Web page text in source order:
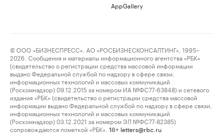
AppGallery
© ООО «БИЗНЕСПРЕСС», АО «РОСБИЗНЕСКОНСАЛТИНГ», 1995–
2026. Сообщения и материалы информационного агентства «РБК»
(свидетельство о регистрации средства массовой информации
выдано Федеральной службой по надзору в сфере связи,
информационных технологий и массовых коммуникаций
(Роскомнадзор) 09.12.2015 за номером ИА №ФС77-63848) и сетевого
издания «РБК» (свидетельство о регистрации средства массовой
информации выдано Федеральной службой по надзору в сфере связи,
информационных технологий и массовых коммуникаций
(Роскомнадзор) 03.12.2021 за номером ЭЛ №ФС77-82385)
сопровождаются пометкой «РБК».
18+ letters@rbc.ru